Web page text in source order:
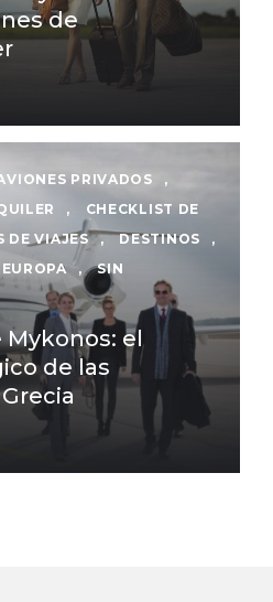
de
PRIVADOS
,
,
CHECKLIST DE
DE VIAJES , DESTINOS
,
EUROPA ,
SIN
el
de las